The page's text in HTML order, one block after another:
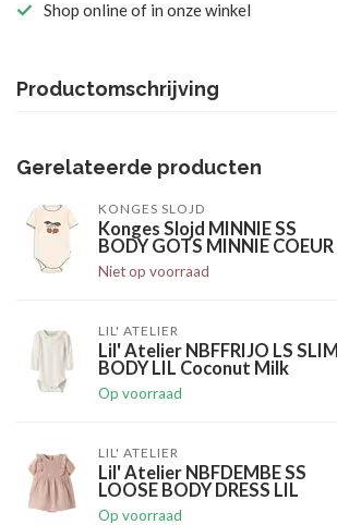
Shop online of in onze winkel
Productomschrijving
Gerelateerde producten
KONGES SLOJD
Konges Slojd MINNIE SS
BODY GOTS MINNIE COEUR
Niet op voorraad
LIL' ATELIER
Lil' Atelier NBFFRIJO LS SLIM
BODY LIL Coconut Milk
Op voorraad
LIL' ATELIER
Lil' Atelier NBFDEMBE SS
LOOSE BODY DRESS LIL
Op voorraad